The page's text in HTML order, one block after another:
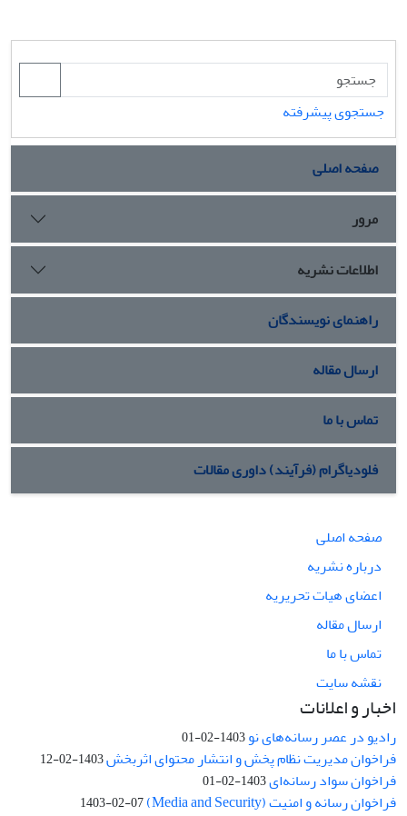
جستجوی پیشرفته
صفحه اصلی
مرور
اطلاعات نشریه
راهنمای نویسندگان
ارسال مقاله
تماس با ما
فلودیاگرام (فرآیند) داوری مقالات
صفحه اصلی
درباره نشریه
اعضای هیات تحریریه
ارسال مقاله
تماس با ما
نقشه سایت
اخبار و اعلانات
رادیو در عصر رسانه‌های نو1403-02-01
فراخوان مدیریت نظام پخش و انتشار محتوای اثربخش1403-02-12
فراخوان سواد رسانه‌ای1403-02-01
فراخوان رسانه و امنیت (Media and Security) 1403-02-07